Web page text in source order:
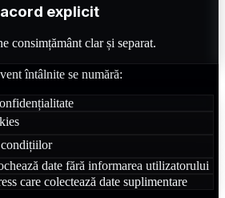
explicit
consimțământ clar și separat.
întâlnite se numără:
date fără informarea utilizatorului
care colectează date suplimentare